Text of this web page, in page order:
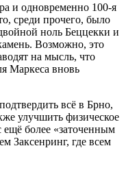
и одновременно 100-я
среди прочего, было
ноль Беццекки и
Возможно, это
на мысль, что
Маркеса вновь
всё в Брно,
улучшить физическое
ещё более «заточенным
Заксенринг, где всем